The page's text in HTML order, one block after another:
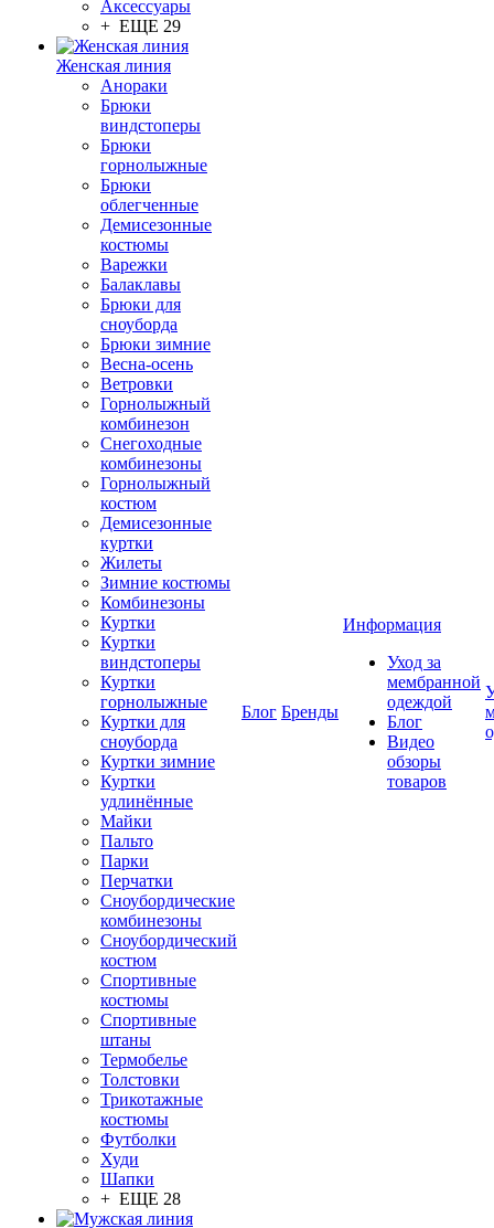
Аксессуары
+ ЕЩЕ 29
Женская линия
Анораки
Брюки
виндстоперы
Брюки
горнолыжные
Брюки
облегченные
Демисезонные
костюмы
Варежки
Балаклавы
Брюки для
сноуборда
Брюки зимние
Весна-осень
Ветровки
Горнолыжный
комбинезон
Снегоходные
комбинезоны
Горнолыжный
костюм
Демисезонные
куртки
Жилеты
Зимние костюмы
Комбинезоны
Куртки
Куртки
виндстоперы
Куртки
горнолыжные
Куртки для
сноуборда
Куртки зимние
Куртки
удлинённые
Майки
Пальто
Парки
Перчатки
Сноубордические
комбинезоны
Сноубордический
костюм
Спортивные
костюмы
Спортивные
штаны
Термобелье
Толстовки
Трикотажные
костюмы
Футболки
Худи
Шапки
+ ЕЩЕ 28
Блог Бренды
Информация
Уход за
мембранной
одеждой
Блог
Видео
обзоры
товаров